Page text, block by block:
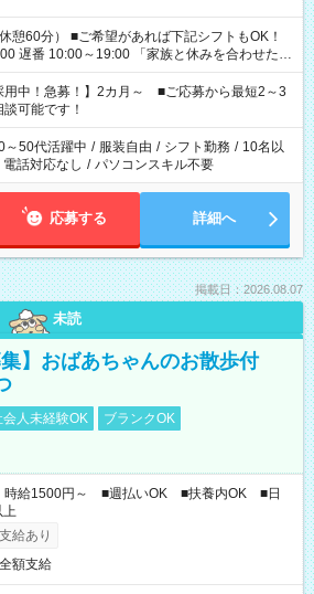
れば下記シフトもOK！
～19:00 「家族と休みを合わせた
って夕飯の準備がしたい」 「できれば残業はし
希望を教えてくださいね。 ※Wワーク希望
お仕事で希望する勤務時間と、もう1つのお仕事
計で週40時間を超える場合は応募できません。
用中！急募！】2カ月～ ■ご応募から最短2～3
可能です！
～50代活躍中 / 服装自由 / シフト勤務 / 10名以
電話対応なし / パソコンスキル不要
応募する 詳細へ
掲載日：2026.08.07
未読
集】おばあちゃんのお散歩付
会人未経験OK
ブランクOK
時給1500円～ ■週払いOK ■扶養内OK ■日
上
給あり
額支給